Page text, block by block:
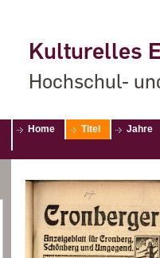
Kulturelles
Hochschul-
Home Titel Jahre